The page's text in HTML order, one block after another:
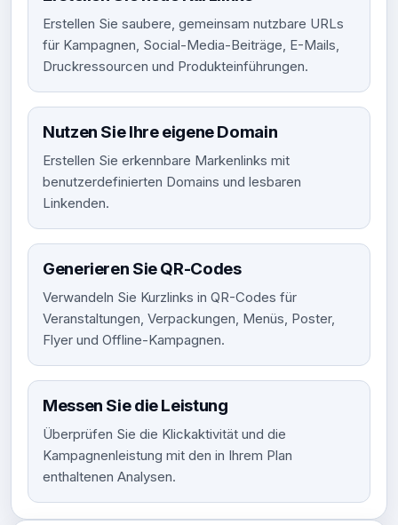
Erstellen Sie saubere, gemeinsam nutzbare URLs
für Kampagnen, Social-Media-Beiträge, E-Mails,
Druckressourcen und Produkteinführungen.
Nutzen Sie Ihre eigene Domain
Erstellen Sie erkennbare Markenlinks mit
benutzerdefinierten Domains und lesbaren
Linkenden.
Generieren Sie QR-Codes
Verwandeln Sie Kurzlinks in QR-Codes für
Veranstaltungen, Verpackungen, Menüs, Poster,
Flyer und Offline-Kampagnen.
Messen Sie die Leistung
Überprüfen Sie die Klickaktivität und die
Kampagnenleistung mit den in Ihrem Plan
enthaltenen Analysen.